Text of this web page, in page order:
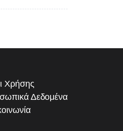
Χρήσης
Δεδομένα